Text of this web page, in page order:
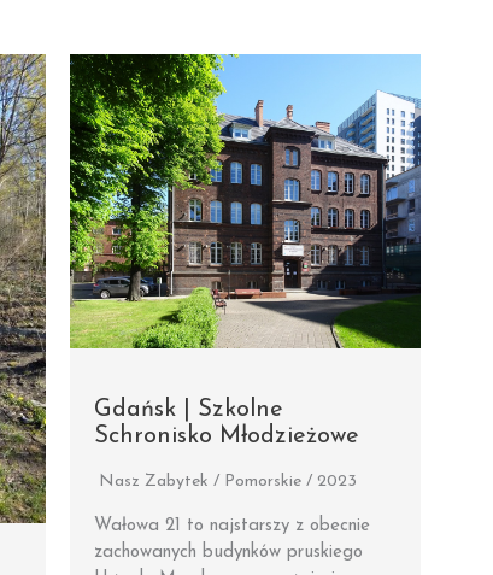
Gdańsk | Szkolne
Schronisko Młodzieżowe
Nasz Zabytek / Pomorskie / 2023
Wałowa 21 to najstarszy z obecnie
zachowanych budynków pruskiego